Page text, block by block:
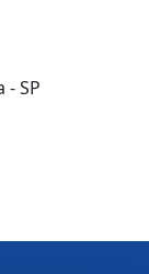
- SP